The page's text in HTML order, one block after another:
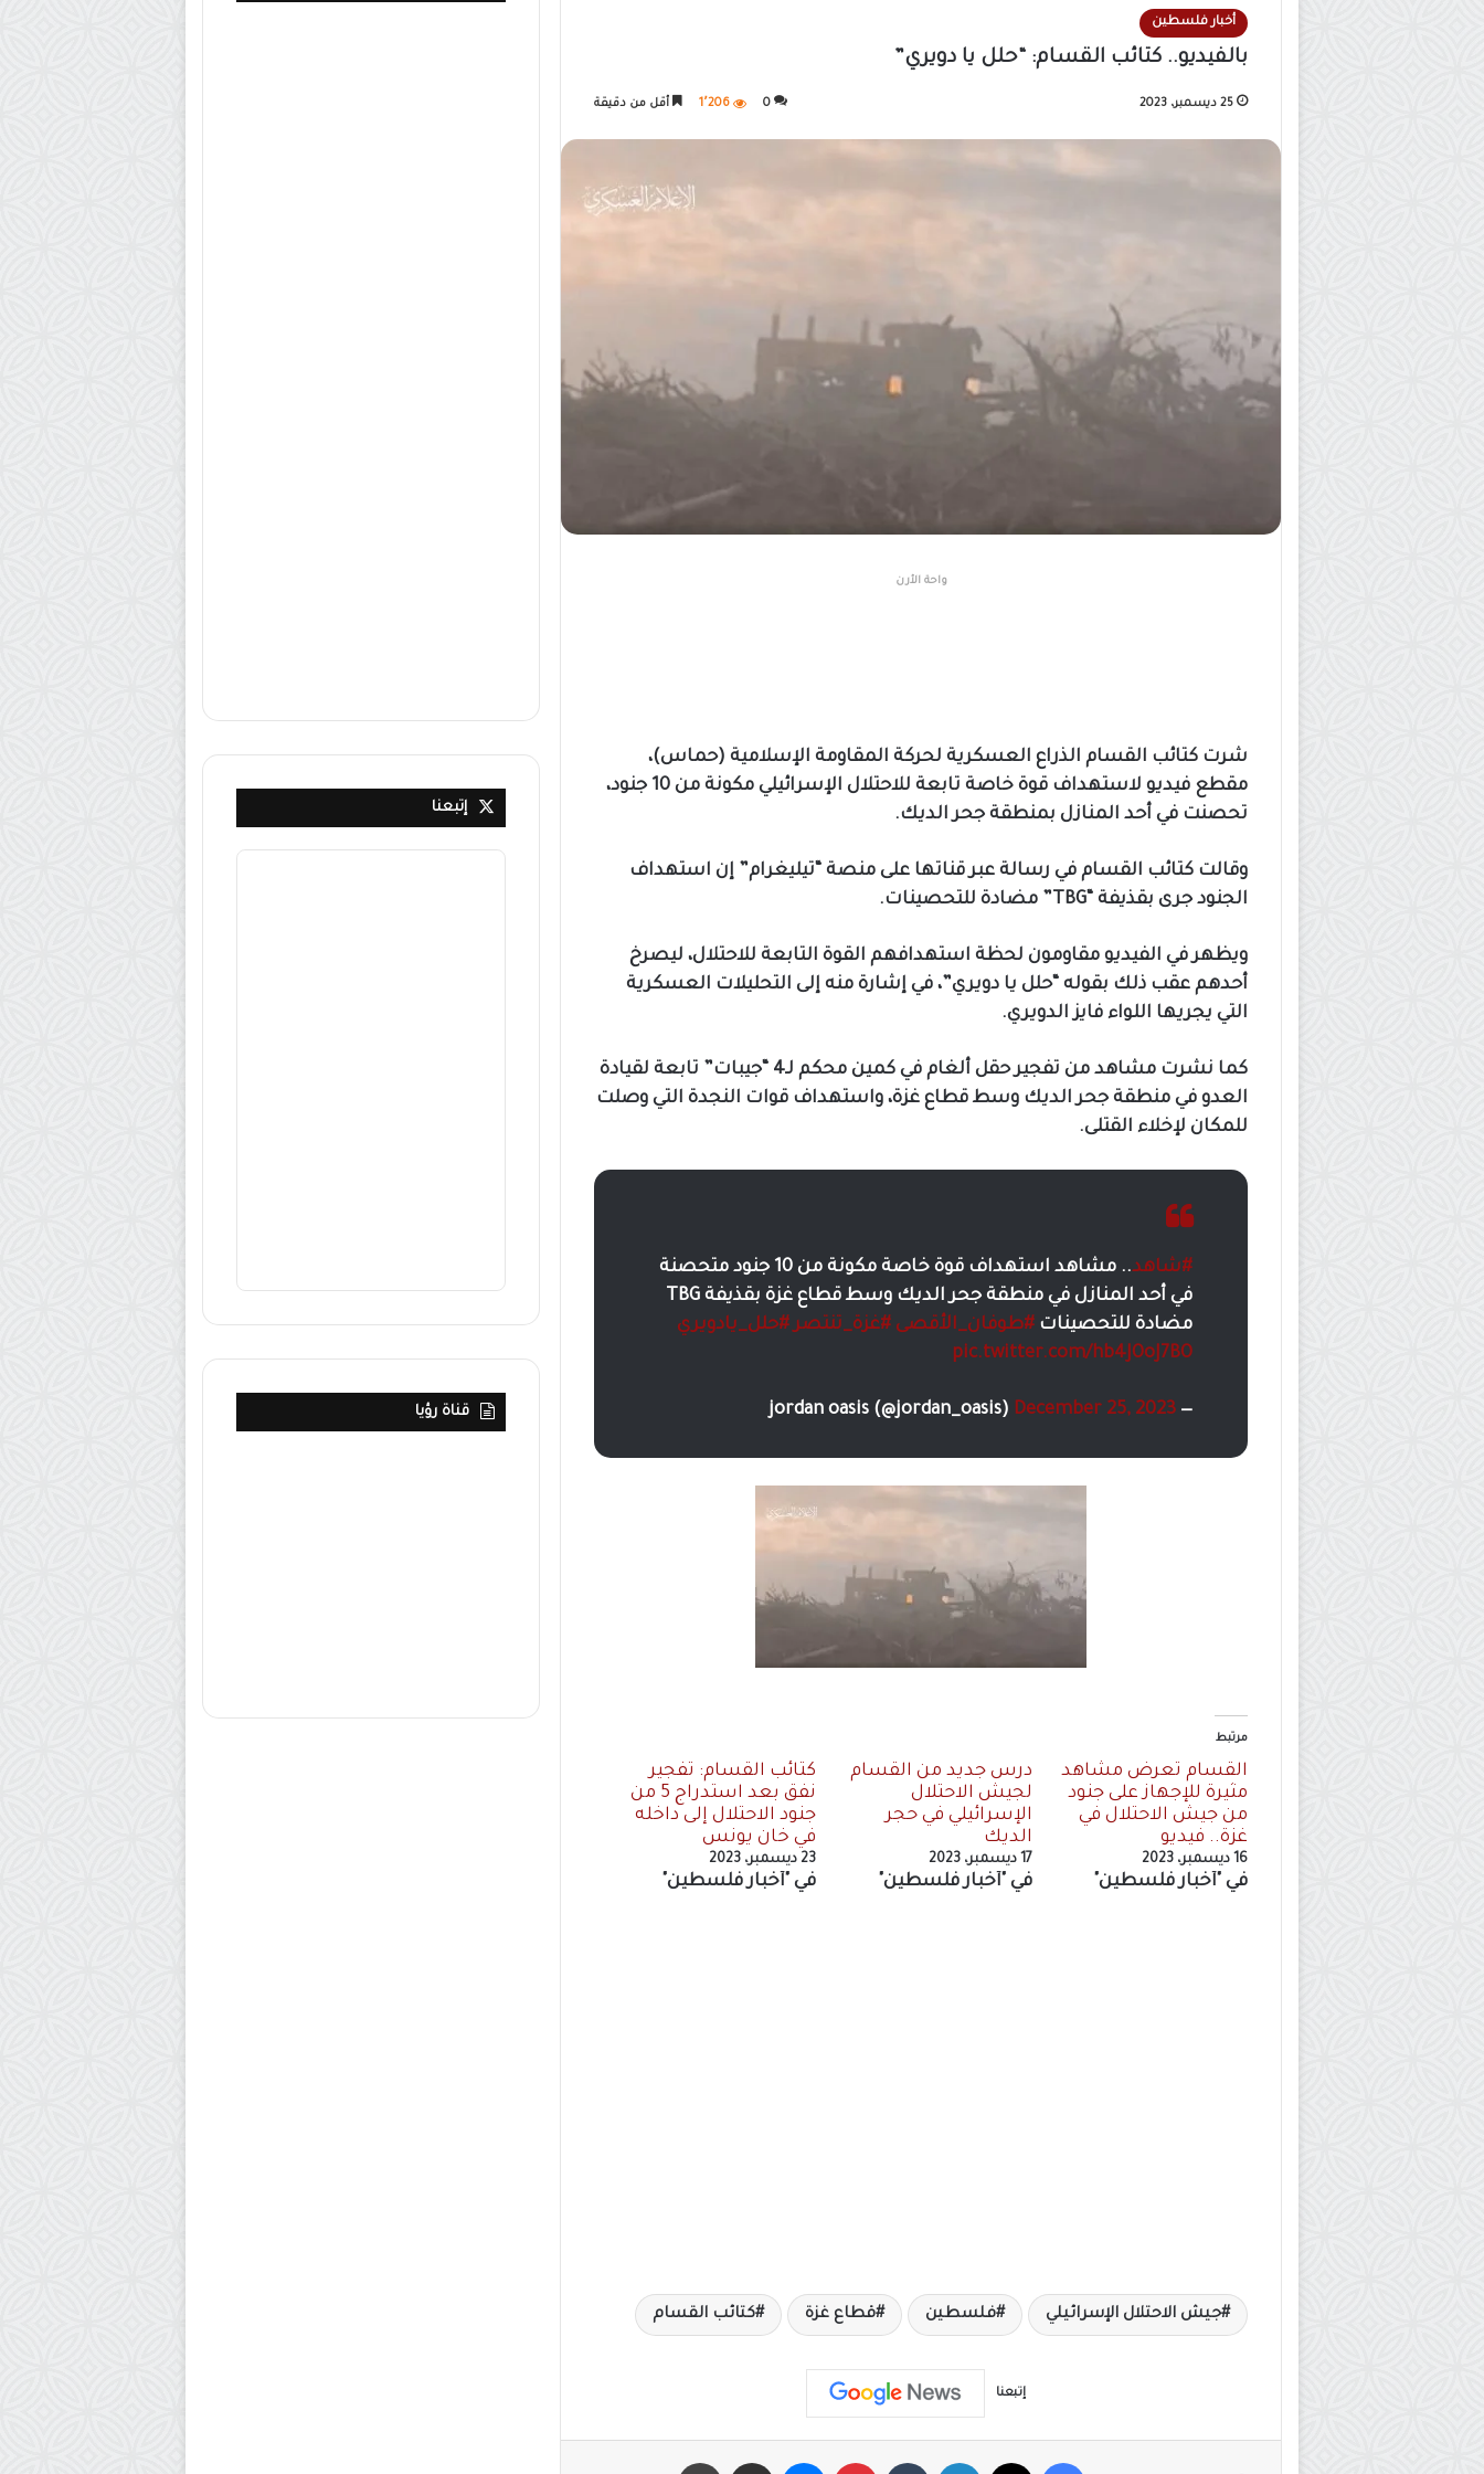
أخبار فلسطين
بالفيديو.. كتائب القسام: “حلل يا دويري”
25 ديسمبر، 2023 0 1٬206 أقل من دقيقة
واحة الأرن
شرت كتائب القسام الذراع العسكرية لحركة المقاومة الإسلامية (حماس)،
مقطع فيديو لاستهداف قوة خاصة تابعة للاحتلال الإسرائيلي مكونة من 10 جنود،
تحصنت في أحد المنازل بمنطقة جحر الديك.
وقالت كتائب القسام في رسالة عبر قناتها على منصة “تيليغرام” إن استهداف
الجنود جرى بقذيفة “TBG” مضادة للتحصينات.
ويظهر في الفيديو مقاومون لحظة استهدافهم القوة التابعة للاحتلال، ليصرخ
أحدهم عقب ذلك بقوله “حلل يا دويري”، في إشارة منه إلى التحليلات العسكرية
التي يجريها اللواء فايز الدويري.
كما نشرت مشاهد من تفجير حقل ألغام في كمين محكم لـ4 “جيبات” تابعة لقيادة
العدو في منطقة جحر الديك وسط قطاع غزة، واستهداف قوات النجدة التي وصلت
للمكان لإخلاء القتلى.
#شاهد
.. مشاهد استهداف قوة خاصة مكونة من 10 جنود متحصنة
في أحد المنازل في منطقة جحر الديك وسط قطاع غزة بقذيفة TBG
مضادة للتحصينات #طوفان_الأقصى #غزة_تنتصر #حلل_يادويري
pic.twitter.com/hb4JOoJ7BO
— jordan oasis (@jordan_oasis)
December 25, 2023
مرتبط
القسام تعرض مشاهد
مثيرة للإجهاز على جنود
من جيش الاحتلال في
غزة.. فيديو
16 ديسمبر، 2023
في "أخبار فلسطين"
درس جديد من القسام
لجيش الاحتلال
الإسرائيلي في حجر
الديك
17 ديسمبر، 2023
في "أخبار فلسطين"
كتائب القسام: تفجير
نفق بعد استدراج 5 من
جنود الاحتلال إلى داخله
في خان يونس
23 ديسمبر، 2023
في "أخبار فلسطين"
جيش الاحتلال الإسرائيلي فلسطين قطاع غزة كتائب القسام
إتبعنا
إتبعنا
قناة رؤيا